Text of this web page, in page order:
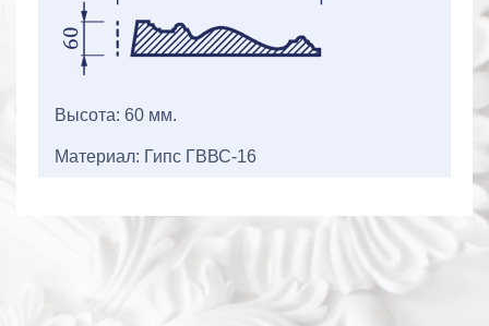
Высота: 60 мм.
Материал: Гипс ГВВС-16